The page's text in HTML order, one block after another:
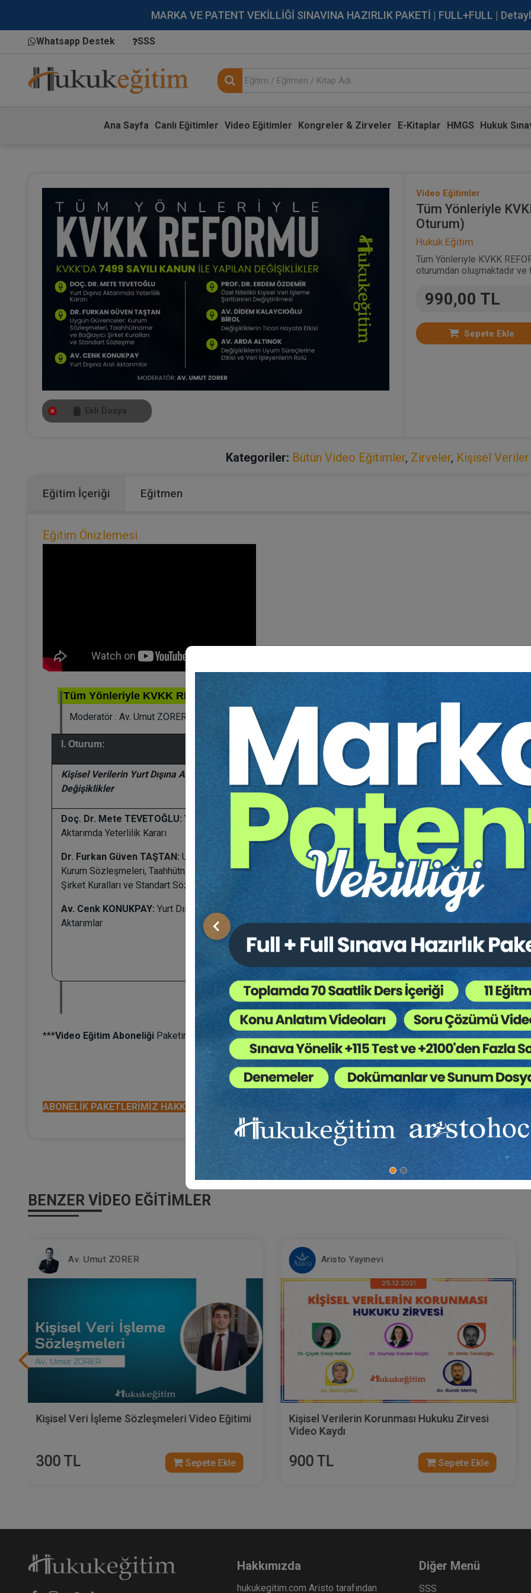
MARKA VE PATENT VEKİLLİĞİ SINAVINA HAZIRLIK PAKETİ | FULL+FULL |
Whatsapp Destek SSS
Ana Sayfa Canlı Eğitimler Video Eğitimler Kongreler & Zirveler E-Kitaplar HMGS Hukuk
Önceki
Ekli Dosya
Video Eğitimler
Tüm Yönleriyle
Oturum)
Hukuk Eğitim
Tüm Yönleriyle KVKK
oturumdan oluşmaktadır
990,00 TL
Sepete Ekle
Kategoriler: Bütün Video Eğitimler, Zirveler, Kişisel
Eğitim İçeriği Eğitmen
Eğitim Önizlemesi
Tüm Yönleriyle KVKK REFORMU
Moderatör : Av. Umut ZORER
I. Oturum:
Kişisel Verilerin Yurt Dışına Aktarımı Hakkında
Değişiklikler
Doç. Dr. Mete TEVETOĞLU: Yurt Dışına
Aktarımda Yeterlilik Kararı
Dr. Furkan Güven TAŞTAN: Uygun Güveceler:
Kurum Sözleşmeleri, Taahhütname ve Bağlayıcı
Şirket Kuralları ve Standart Sözleşme
Av. Cenk KONUKPAY: Yurt Dışına Arızi
Aktarımlar
II. Oturum:
Özel Nitelikli Kişisel Verilerin İşlenme Şartları
ve Değişikliklerin Etkileri
Prof. Dr. Erdem ÖZDEMİR :
Özel Nitelikli
Kişisel Veri İşleme Şartlarının Değiştirilmesi
Av. Didem KALAYCIOĞLU BİROL:
Değişikliklerin Ticari Hayata Etkisi
Av. Arda ALTINOK:Değişikliklerin Uyum
Süreçlerine Etkisi ve Veri İşleyenlerin Rolü
***Video Eğitim Aboneliği Paketine Sahip Olarak, Bu Eğitim Dâhil Yüzlerce Video Eğitime Erişebilir ve Daha Birçok
ABONELİK PAKETLERİMİZ HAKKINDA DETAYLI BİLGİ ALMAK İÇİN TIKLA
BENZER VIDEO EĞITIMLER
Aristo Yayınevi
Kişisel Verilerin Korunması Hukuku Zirvesi
900 TL Sepete Ekle
Av. Umut ZORER
KVKK Kapsamında Aydınlatma Yükümlülüğü
Video Eğitimi
300 TL Sepete Ekle
Hakkımızda
hukukegitim.com Aristo tarafından
Diğer Menü
SSS